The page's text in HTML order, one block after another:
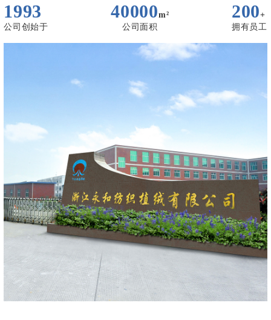
1993
公司创始于
40000m²
公司面积
200+
拥有员工